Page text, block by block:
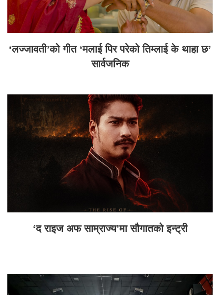
‘लज्जावती’को गीत ‘मलाई पिर परेको तिम्लाई के थाहा छ’
सार्वजनिक
‘द राइज अफ साम्राज्य’मा सौगातको इन्ट्री